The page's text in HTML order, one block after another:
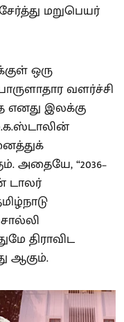
மறுபெயர்
ஒரு
வளர்ச்சி
இலக்கு
அதையே, “2036–
டாலர்
திராவிட
ஆகும்.